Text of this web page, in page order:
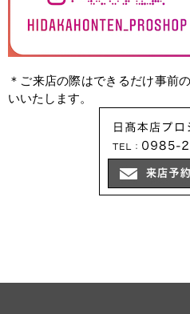
＊ご来店の際はできるだけ事前
いいたします。